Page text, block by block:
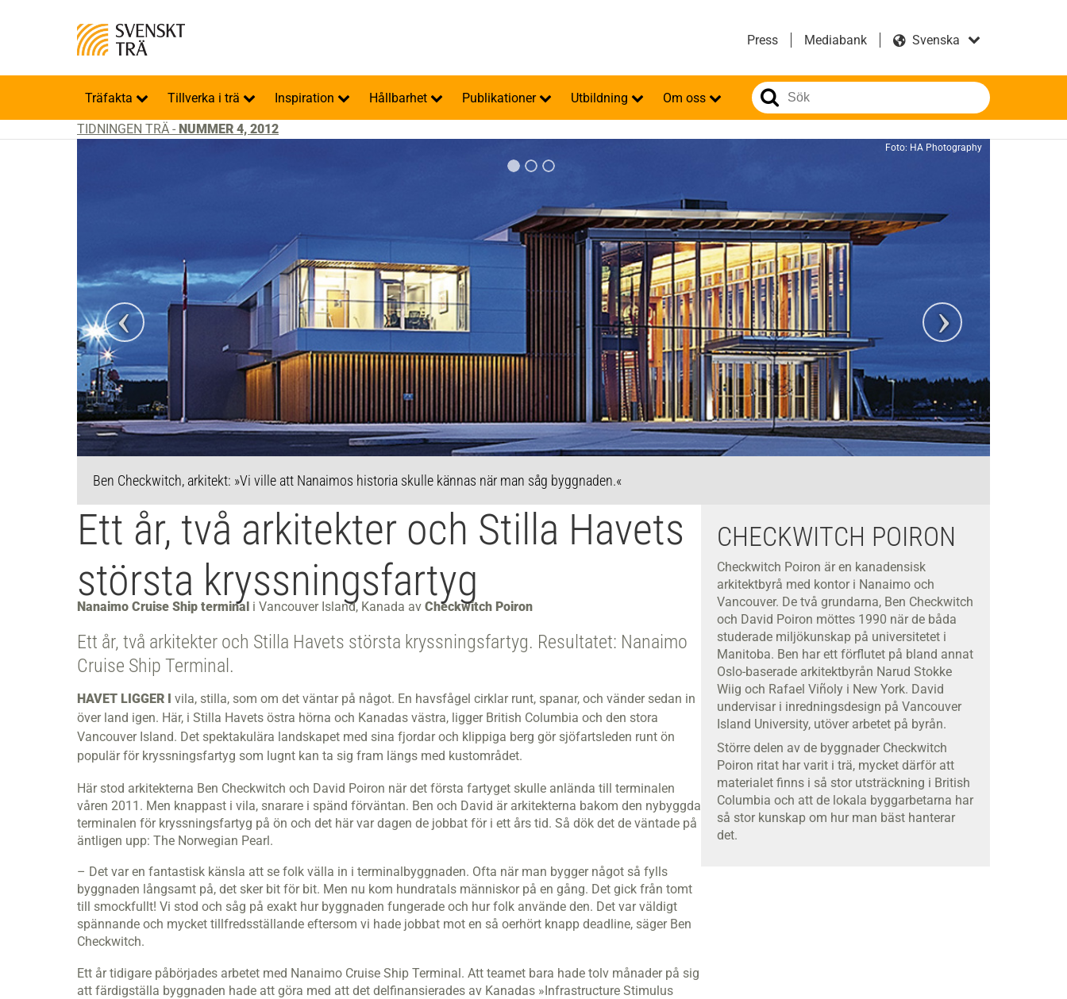
Press Mediabank
Träfakta Tillverka i trä Inspiration Hållbarhet Publikationer Utbildning Om oss
TIDNINGEN TRÄ - NUMMER 4, 2012
Foto: HA Photography
Ben Checkwitch, arkitekt: »Vi ville att Nanaimos historia skulle kännas när man såg byggnaden.«
Ett år, två arkitekter och Stilla Havets
största kryssningsfartyg
Nanaimo Cruise Ship terminal i Vancouver Island, Kanada av Checkwitch Poiron
Ett år, två arkitekter och Stilla Havets största kryssningsfartyg. Resultatet: Nanaimo
Cruise Ship Terminal.
HAVET LIGGER I vila, stilla, som om det väntar på något. En havsfågel cirklar runt, spanar, och vänder sedan in
över land igen. Här, i Stilla Havets östra hörna och Kanadas västra, ligger British Columbia och den stora
Vancouver Island. Det spektakulära landskapet med sina fjordar och klippiga berg gör sjöfartsleden runt ön
populär för kryssningsfartyg som lugnt kan ta sig fram längs med kustområdet.
Här stod arkitekterna Ben Checkwitch och David Poiron när det första fartyget skulle anlända till terminalen
våren 2011. Men knappast i vila, snarare i spänd förväntan. Ben och David är arkitekterna bakom den nybyggda
terminalen för kryssningsfartyg på ön och det här var dagen de jobbat för i ett års tid. Så dök det de väntade på
äntligen upp: The Norwegian Pearl.
– Det var en fantastisk känsla att se folk välla in i terminalbyggnaden. Ofta när man bygger något så fylls
byggnaden långsamt på, det sker bit för bit. Men nu kom hundratals människor på en gång. Det gick från tomt
till smockfullt! Vi stod och såg på exakt hur byggnaden fungerade och hur folk använde den. Det var väldigt
spännande och mycket tillfredsställande eftersom vi hade jobbat mot en så oerhört knapp deadline, säger Ben
Checkwitch.
Ett år tidigare påbörjades arbetet med Nanaimo Cruise Ship Terminal. Att teamet bara hade tolv månader på sig
att färdigställa byggnaden hade att göra med att det delfinansierades av Kanadas »Infrastructure Stimulus
CHECKWITCH POIRON
Checkwitch Poiron är en kanadensisk
arkitektbyrå med kontor i Nanaimo och
Vancouver. De två grundarna, Ben Checkwitch
och David Poiron möttes 1990 när de båda
studerade miljökunskap på universitetet i
Manitoba. Ben har ett förflutet på bland annat
Oslo-baserade arkitektbyrån Narud Stokke
Wiig och Rafael Viñoly i New York. David
undervisar i inredningsdesign på Vancouver
Island University, utöver arbetet på byrån.
Större delen av de byggnader Checkwitch
Poiron ritat har varit i trä, mycket därför att
materialet finns i så stor utsträckning i British
Columbia och att de lokala byggarbetarna har
så stor kunskap om hur man bäst hanterar
det.